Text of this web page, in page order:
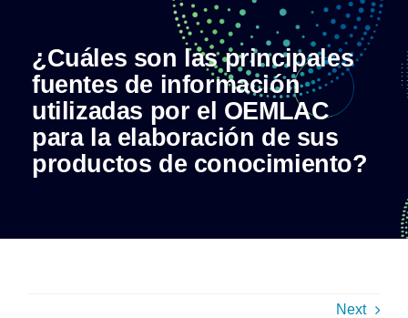
content¿Cuáles son las principales
fuentes de información
utilizadas por el OEMLAC
para la elaboración de sus
productos de conocimiento?
Next